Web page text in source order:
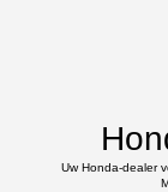
Uw Honda-dealer